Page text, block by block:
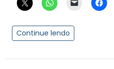
Continue lendo